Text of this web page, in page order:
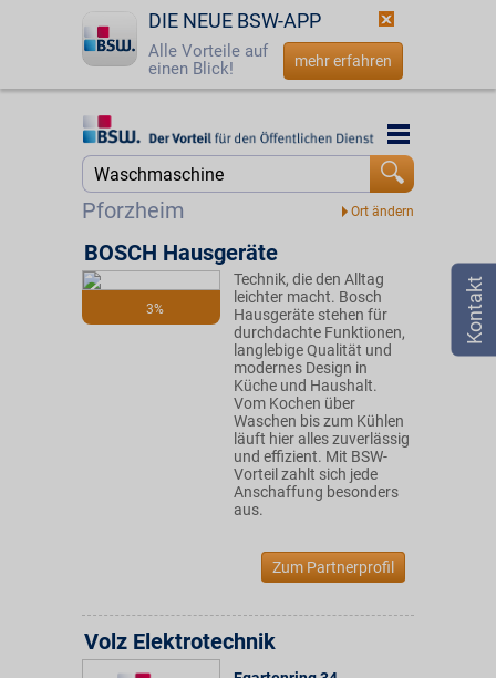
DIE NEUE BSW-APP
Alle Vorteile auf
einen Blick!
mehr erfahren
Startseite
☎ 0800 - 279 25 82
Pforzheim
Startseite
3%
BOSCH Hausgeräte
Technik, die den Alltag
leichter macht. Bosch
Hausgeräte stehen für
durchdachte Funktionen,
langlebige Qualität und
modernes Design in
Küche und Haushalt.
Vom Kochen über
Waschen bis zum Kühlen
läuft hier alles zuverlässig
und effizient. Mit BSW-
Vorteil zahlt sich jede
Anschaffung besonders
aus.
Zum Partnerprofil
Volz Elektrotechnik